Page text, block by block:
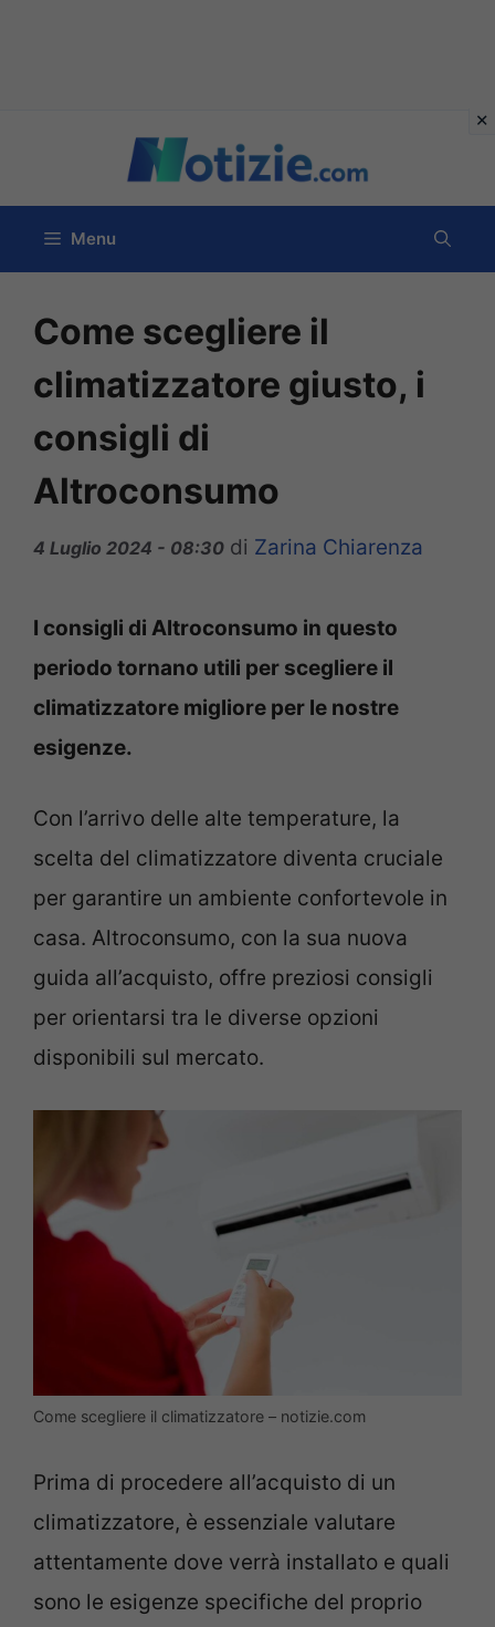
contenuto
Menu
Come scegliere il
climatizzatore giusto, i
consigli di
Altroconsumo
4 Luglio 2024 - 08:30 di Zarina Chiarenza
I consigli di Altroconsumo in questo
periodo tornano utili per scegliere il
climatizzatore migliore per le nostre
esigenze.
Con l’arrivo delle alte temperature, la
scelta del climatizzatore diventa cruciale
per garantire un ambiente confortevole in
casa. Altroconsumo, con la sua nuova
guida all’acquisto, offre preziosi consigli
per orientarsi tra le diverse opzioni
disponibili sul mercato.
Come scegliere il climatizzatore – notizie.com
Prima di procedere all’acquisto di un
climatizzatore, è essenziale valutare
attentamente dove verrà installato e quali
sono le esigenze specifiche del proprio